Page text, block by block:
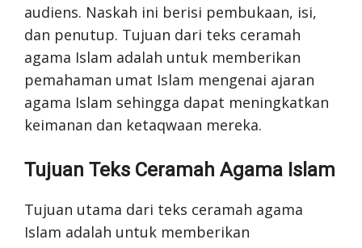
audiens. Naskah ini berisi pembukaan, isi,
dan penutup. Tujuan dari teks ceramah
agama Islam adalah untuk memberikan
pemahaman umat Islam mengenai ajaran
agama Islam sehingga dapat meningkatkan
keimanan dan ketaqwaan mereka.
Tujuan Teks Ceramah Agama Islam
Tujuan utama dari teks ceramah agama
Islam adalah untuk memberikan